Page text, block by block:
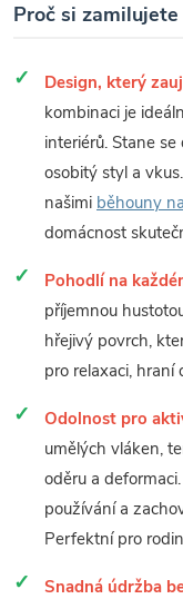
Proč si
Design, který
kombinaci je
interiérů. Stane
osobitý styl a
našimi běhouny
domácnost
Pohodlí na
příjemnou
hřejivý povrch,
pro relaxaci, hraní
Odolnost pro
umělých vláken,
oděru a
používání a
Perfektní pro
Snadná údržba